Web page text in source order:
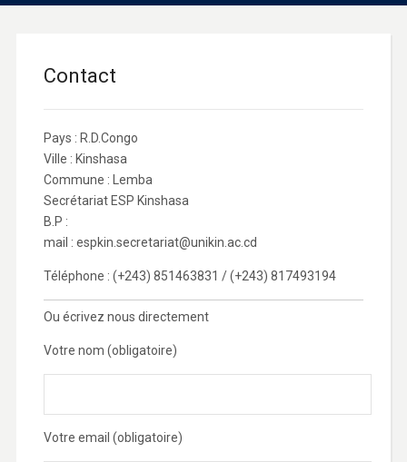
Contact
Pays : R.D.Congo
Ville : Kinshasa
Commune : Lemba
Secrétariat ESP Kinshasa
B.P :
mail : espkin.secretariat@unikin.ac.cd
Téléphone : (+243) 851463831 / (+243) 817493194
Ou écrivez nous directement
Votre nom (obligatoire)
Votre email (obligatoire)